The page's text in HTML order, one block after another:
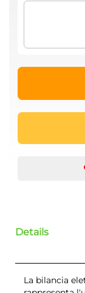
Details
La bilancia